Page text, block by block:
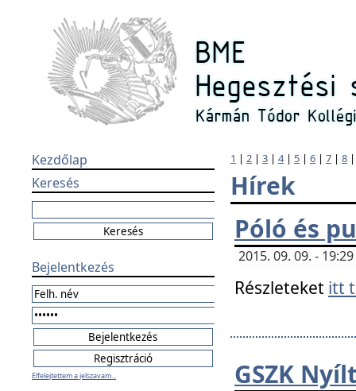
Kezdőlap
Keresés
Bejelentkezés
Elfelejtettem a jelszavam...
1 | 2 | 3 | 4| 5 | 6 | 7 | 8
Hírek
Póló és
2015. 09. 09. -
Részleteket itt
GSZK